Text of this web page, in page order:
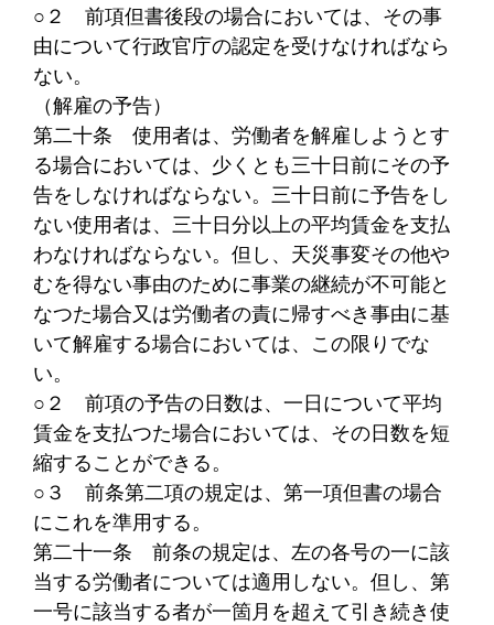
○２ 前項但書後段の場合においては、その事
由について行政官庁の認定を受けなければなら
ない。
（解雇の予告）
第二十条 使用者は、労働者を解雇しようとす
る場合においては、少くとも三十日前にその予
告をしなければならない。三十日前に予告をし
ない使用者は、三十日分以上の平均賃金を支払
わなければならない。但し、天災事変その他や
むを得ない事由のために事業の継続が不可能と
なつた場合又は労働者の責に帰すべき事由に基
いて解雇する場合においては、この限りでな
い。
○２ 前項の予告の日数は、一日について平均
賃金を支払つた場合においては、その日数を短
縮することができる。
○３ 前条第二項の規定は、第一項但書の場合
にこれを準用する。
第二十一条 前条の規定は、左の各号の一に該
当する労働者については適用しない。但し、第
一号に該当する者が一箇月を超えて引き続き使